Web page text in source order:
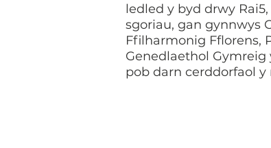
ledled y byd drwy
sgoriau, gan gynnwys
Ffilharmonig Fflorens,
Genedlaethol
pob darn cerddorfaol